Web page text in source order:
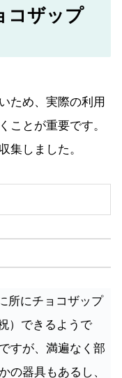
コザップ
ため、実際の利用
とが重要です。
集しました。
所にチョコザップ
）できるようで
すが、満遍なく部
器具もあるし、